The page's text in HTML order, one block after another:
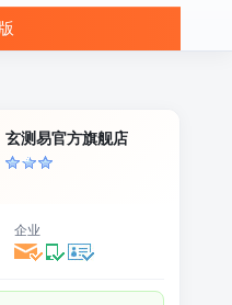
玄测易官方旗舰店
企业